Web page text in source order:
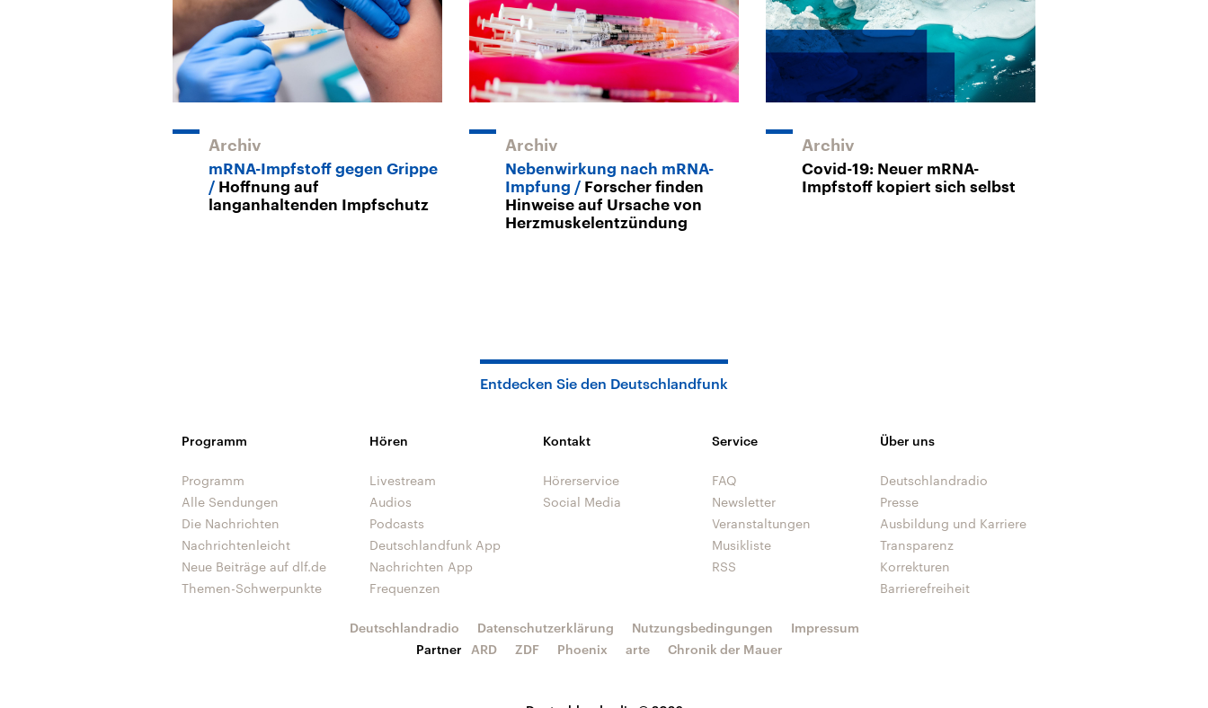
Archiv
mRNA-Impfstoff gegen Grippe
Hoffnung auf
langanhaltenden Impfschutz
Archiv
Nebenwirkung nach mRNA-
Impfung
Forscher finden
Hinweise auf Ursache von
Herzmuskelentzündung
Archiv
Covid-19: Neuer mRNA-
Impfstoff kopiert sich selbst
Entdecken Sie den Deutschlandfunk
Programm
Programm
Alle Sendungen
Die Nachrichten
Nachrichtenleicht
Neue Beiträge auf dlf.de
Themen-Schwerpunkte
Hören
Livestream
Audios
Podcasts
Deutschlandfunk App
Nachrichten App
Frequenzen
Kontakt
Hörerservice
Social Media
Service
FAQ
Newsletter
Veranstaltungen
Musikliste
RSS
Über uns
Deutschlandradio
Presse
Ausbildung und Karriere
Transparenz
Korrekturen
Barrierefreiheit
Deutschlandradio Datenschutzerklärung Nutzungsbedingungen
Impressum
Partner
ARD ZDF Phoenix arte Chronik der Mauer